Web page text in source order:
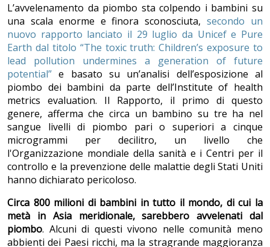
L’avvelenamento da piombo sta colpendo i bambini su
una scala enorme e finora sconosciuta,secondo un
nuovo rapporto lanciato il 29 luglio da Unicef e Pure
Earth dal titolo “The toxic truth: Children’s exposure to
lead pollution undermines a generation of future
potential” e basato su un’analisi dell’esposizione al
piombo dei bambini da parte dell’Institute of health
metrics evaluation. Il Rapporto, il primo di questo
genere, afferma che circa un bambino su tre ha nel
sangue livelli di piombo pari o superiori a cinque
microgrammi per decilitro, un livello che
l'Organizzazione mondiale della sanità e i Centri per il
controllo e la prevenzione delle malattie degli Stati Uniti
hanno dichiarato pericoloso.
Circa 800 milioni di bambini in tutto il mondo, di cui la
metà in Asia meridionale, sarebbero avvelenati dal
piombo. Alcuni di questi vivono nelle comunità meno
abbienti dei Paesi ricchi, ma la stragrande maggioranza